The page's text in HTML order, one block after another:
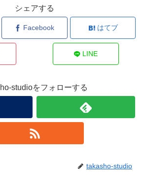
シェアする
Facebook はてブ
LINE
studioをフォローする
takasho-studio